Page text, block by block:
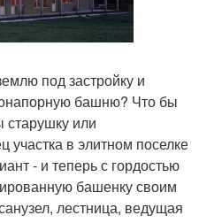
под застройку и
башню? Что бы
или
участка в элитном поселке
- и теперь с гордостью
башенку своим
лестница, ведущая